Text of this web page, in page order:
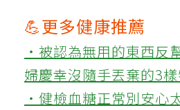
💪更多健康推薦
‧被認為無用的東西反
婦慶幸沒隨手丟棄的3
‧健檢血糖正常別安心